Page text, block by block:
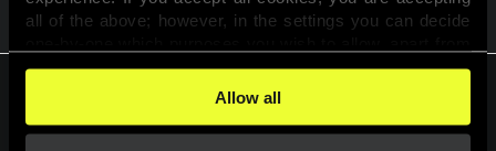
all of the above; however, in the settings you can decide
the cookies that are essential for the website to function.
You can find more information about the cookies used on
Allow all
HU EN